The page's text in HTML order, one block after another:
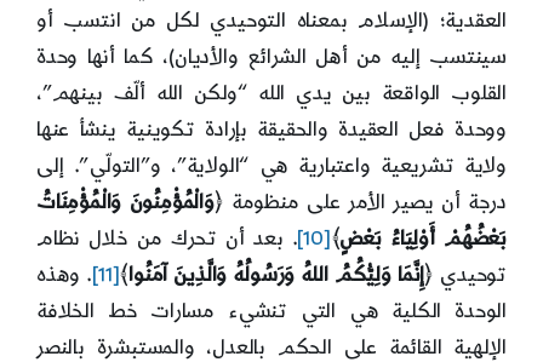
العقدية؛ (الإسلام بمعناه التوحيدي لكل من انتسب أو
سينتسب إليه من أهل الشرائع والأديان)، كما أنها وحدة
القلوب الواقعة بين يدي الله “ولكن الله ألّف بينهم”،
ووحدة فعل العقيدة والحقيقة بإرادة تكوينية ينشأ عنها
ولاية تشريعية واعتبارية هي “الولاية”، و”التولّي”. إلى
درجة أن يصير الأمر على منظومة ﴿وَالْمُؤْمِنُونَ وَالْمُؤْمِنَاتُ
بَعْضُهُمْ أَوْلِيَاءُ بَعْضٍ﴾ [10]
. بعد أن تحرك من خلال نظام
توحيدي ﴿إِنَّمَا وَلِيُّكُمُ اللهُ وَرَسُولُهُ وَالَّذِينَ آمَنُوا﴾[11]
. وهذه
الوحدة الكلية هي التي تنشيء مسارات خط الخلافة
الإلهية القائمة على الحكم بالعدل، والمستبشرة بالنصر